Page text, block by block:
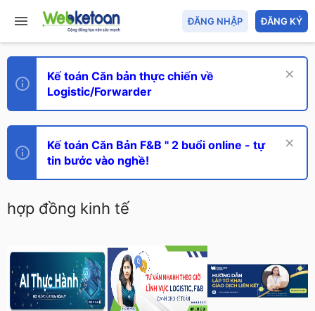
ĐĂNG NHẬP ĐĂNG KÝ
Kế toán Căn bản thực chiến về
Logistic/Forwarder
Kế toán Căn Bản F&B " 2 buổi online - tự
tin bước vào nghề!
hợp đồng kinh tế